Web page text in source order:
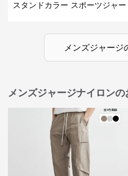
スタンドカラー スポーツジャー
メンズジャージ
メンズジャージナイロン